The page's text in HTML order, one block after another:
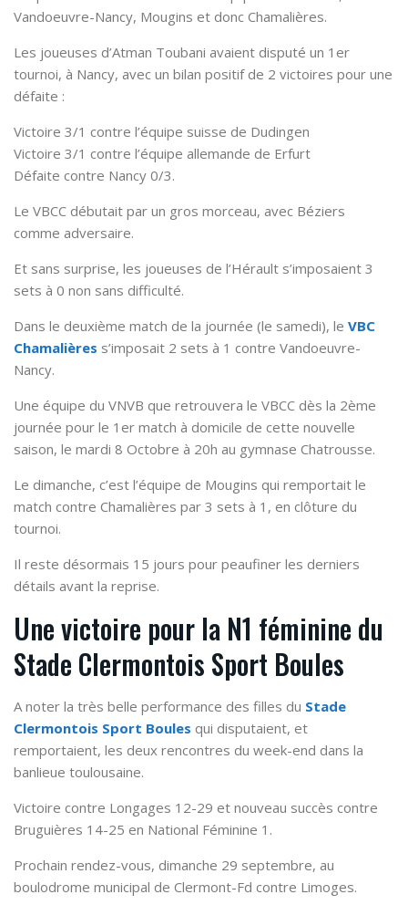
Vandoeuvre-Nancy, Mougins et donc Chamalières.
Les joueuses d’Atman Toubani avaient disputé un 1er
tournoi, à Nancy, avec un bilan positif de 2 victoires pour une
défaite :
Victoire 3/1 contre l’équipe suisse de Dudingen
Victoire 3/1 contre l’équipe allemande de Erfurt
Défaite contre Nancy 0/3.
Le VBCC débutait par un gros morceau, avec Béziers
comme adversaire.
Et sans surprise, les joueuses de l’Hérault s’imposaient 3
sets à 0 non sans difficulté.
Dans le deuxième match de la journée (le samedi), le VBC
Chamalières s’imposait 2 sets à 1 contre Vandoeuvre-
Nancy.
Une équipe du VNVB que retrouvera le VBCC dès la 2ème
journée pour le 1er match à domicile de cette nouvelle
saison, le mardi 8 Octobre à 20h au gymnase Chatrousse.
Le dimanche, c’est l’équipe de Mougins qui remportait le
match contre Chamalières par 3 sets à 1, en clôture du
tournoi.
Il reste désormais 15 jours pour peaufiner les derniers
détails avant la reprise.
Une victoire pour la N1 féminine du
Stade Clermontois Sport Boules
A noter la très belle performance des filles du Stade
Clermontois Sport Boules qui disputaient, et
remportaient, les deux rencontres du week-end dans la
banlieue toulousaine.
Victoire contre Longages 12-29 et nouveau succès contre
Bruguières 14-25 en National Féminine 1.
Prochain rendez-vous, dimanche 29 septembre, au
boulodrome municipal de Clermont-Fd contre Limoges.